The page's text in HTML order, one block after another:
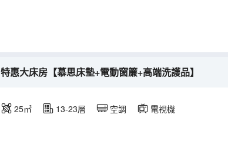
特惠大床房【慕思床墊+電動窗簾+高端洗護品】
25㎡ 13-23層 空調 電視機